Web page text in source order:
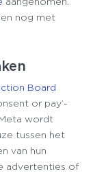
nog met
Board
or pay’-
wordt
tussen het
van hun
advertenties of